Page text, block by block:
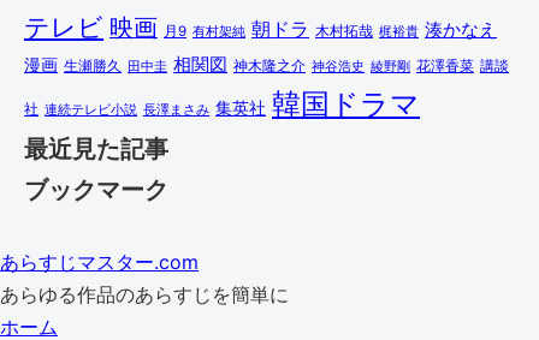
テレビ 映画 月9 有村架純 朝ドラ 木村拓哉 梶裕貴 湊かなえ
漫画 生瀬勝久 田中圭 相関図 神木隆之介 神谷浩史 綾野剛 花澤香菜 講談
社 連続テレビ小説 長澤まさみ 集英社 韓国ドラマ
最近見た記事
ブックマーク
あらすじマスター.com
あらゆる作品のあらすじを簡単に
ホーム